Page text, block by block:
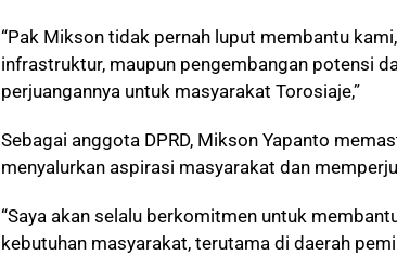
“Pak Mikson tidak pernah luput membantu
infrastruktur, maupun pengembangan potensi
perjuangannya untuk masyarakat Torosiaje,”
Sebagai anggota DPRD, Mikson Yapanto
menyalurkan aspirasi masyarakat dan
“Saya akan selalu berkomitmen untuk
kebutuhan masyarakat, terutama di daerah